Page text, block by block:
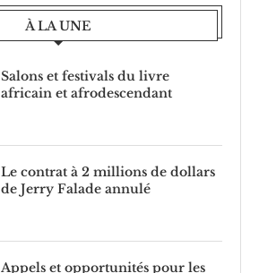
À LA UNE
Salons et festivals du livre
africain et afrodescendant
Le contrat à 2 millions de dollars
de Jerry Falade annulé
Appels et opportunités pour les